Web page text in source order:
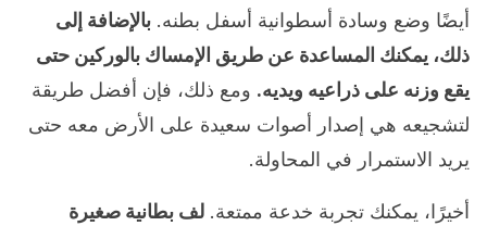
أيضًا وضع وسادة أسطوانية أسفل بطنه. بالإضافة إلى
ذلك، يمكنك المساعدة عن طريق الإمساك بالوركين حتى
يقع وزنه على ذراعيه ويديه. ومع ذلك، فإن أفضل طريقة
لتشجيعه هي إصدار أصوات سعيدة على الأرض معه حتى
يريد الاستمرار في المحاولة.
أخيرًا، يمكنك تجربة خدعة ممتعة. لف بطانية صغيرة